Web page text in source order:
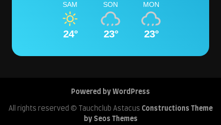
SAM
24°
SON
23°
MON
23°
Powered by WordPress
All rights reserved © Tauchclub Astacus Constructions Theme
by Seos Themes